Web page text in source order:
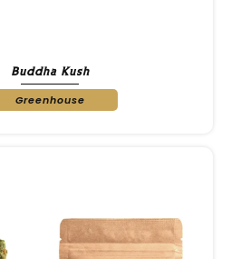
Buddha Kush
Greenhouse